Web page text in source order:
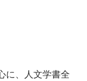
に、人文学書全